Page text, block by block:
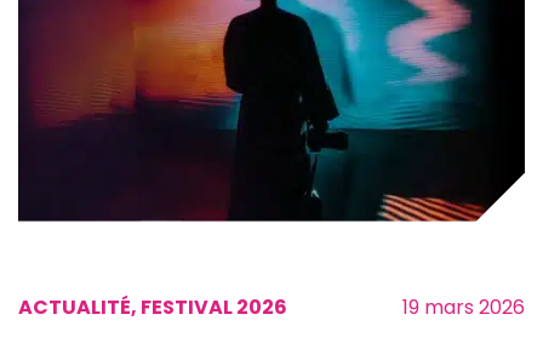
ACTUALITÉ, FESTIVAL 2026 19 mars 2026